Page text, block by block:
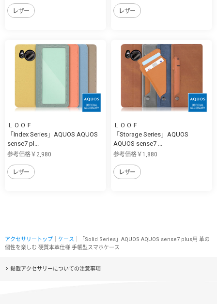
レザー レザー
ＬＯＯＦ
「Index Series」AQUOS AQUOS
sense7 pl...
参考価格￥2,980
レザー
ＬＯＯＦ
「Storage Series」AQUOS
AQUOS sense7 ...
参考価格￥1,880
レザー
アクセサリートップ ケース ｜「Solid Series」AQUOS AQUOS sense7 plus用 革の
個性を楽しむ 硬質本革仕様 手帳型スマホケース
掲載アクセサリーについての注意事項